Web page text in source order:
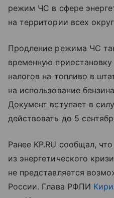
режим ЧС в сфере
на территории всех
Продление режима ЧС
временную
налогов на топливо в
на использование
Документ вступает в
действовать до 5
Ранее KP.RU сообщал,
из энергетического
не представляется
России. Глава РФПИ